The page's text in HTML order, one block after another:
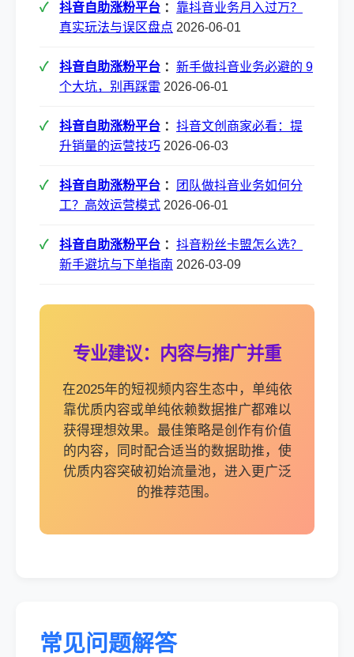
抖音自助涨粉平台 ： 靠抖音业务月入过万？
真实玩法与误区盘点 2026-06-01
抖音自助涨粉平台 ： 新手做抖音业务必避的 9
个大坑，别再踩雷 2026-06-01
抖音自助涨粉平台 ： 抖音文创商家必看：提
升销量的运营技巧 2026-06-03
抖音自助涨粉平台 ：
团队做抖音业务如何分
工？高效运营模式 2026-06-01
抖音自助涨粉平台 ： 抖音粉丝卡盟怎么选？
新手避坑与下单指南 2026-03-09
专业建议：内容与推广并重
在2025年的短视频内容生态中，单纯依
靠优质内容或单纯依赖数据推广都难以
获得理想效果。最佳策略是创作有价值
的内容，同时配合适当的数据助推，使
优质内容突破初始流量池，进入更广泛
的推荐范围。
常见问题解答